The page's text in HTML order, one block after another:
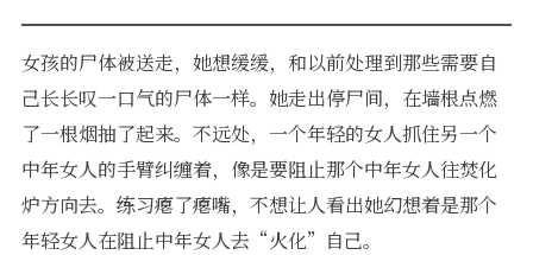
女孩的尸体被送走，她想缓缓，和以前处理到那些需要自
己长长叹一口气的尸体一样。她走出停尸间，在墙根点燃
了一根烟抽了起来。不远处，一个年轻的女人抓住另一个
中年女人的手臂纠缠着，像是要阻止那个中年女人往焚化
炉方向去。练习瘪了瘪嘴，不想让人看出她幻想着是那个
年轻女人在阻止中年女人去“火化”自己。